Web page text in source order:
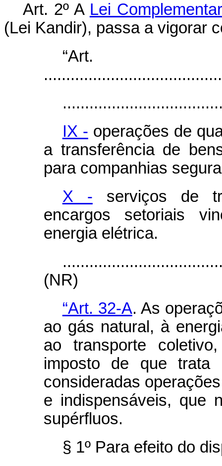
Art. 2º A Lei
(Lei Kandir), passa a vigorar
IX - operações de
a transferência de
para companhias
X - serviços de
encargos setoriais
energia elétrica.
(NR)
“Art. 32-A. As
ao gás natural, à
ao transporte
imposto de que trata
consideradas
e indispensáveis, que
supérfluos.
§ 1º Para efeito do